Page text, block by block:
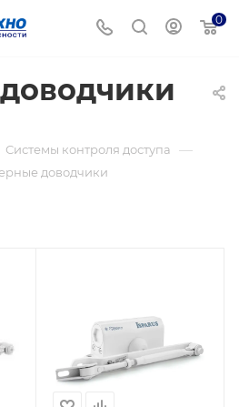
0
Системы контроля доступа —
доводчики